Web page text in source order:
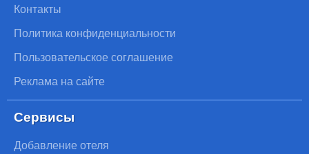
Контакты
Политика конфиденциальности
Пользовательское соглашение
Реклама на сайте
Сервисы
Добавление отеля